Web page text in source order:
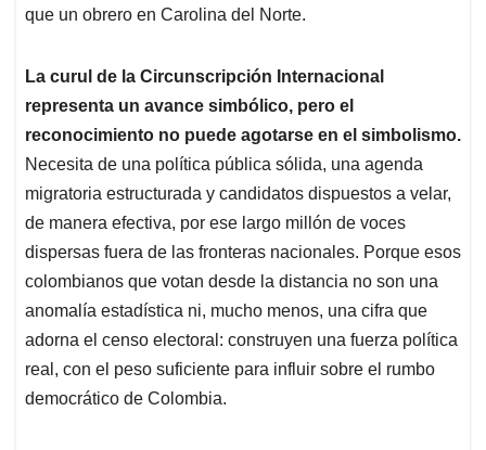
que un obrero en Carolina del Norte.
La curul de la Circunscripción Internacional
representa un avance simbólico, pero el
reconocimiento no puede agotarse en el simbolismo.
Necesita de una política pública sólida, una agenda
migratoria estructurada y candidatos dispuestos a velar,
de manera efectiva, por ese largo millón de voces
dispersas fuera de las fronteras nacionales. Porque esos
colombianos que votan desde la distancia no son una
anomalía estadística ni, mucho menos, una cifra que
adorna el censo electoral: construyen una fuerza política
real, con el peso suficiente para influir sobre el rumbo
democrático de Colombia.